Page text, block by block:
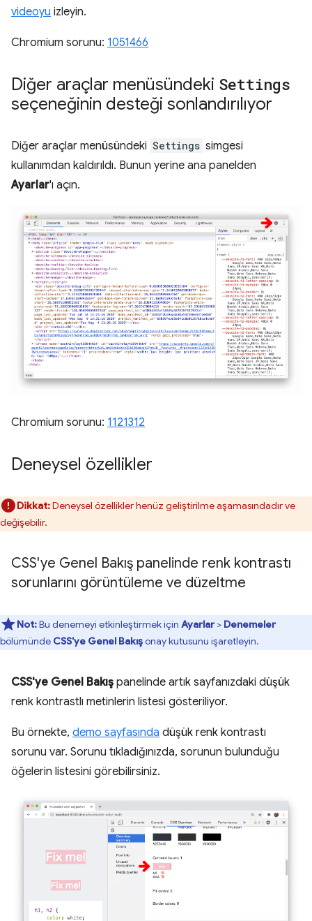
videoyu izleyin.
Chromium sorunu: 1051466
Diğer araçlar menüsündeki Settings
seçeneğinin desteği sonlandırılıyor
Diğer araçlar menüsündeki Settings simgesi
kullanımdan kaldırıldı. Bunun yerine ana panelden
Ayarlar'ı açın.
Chromium sorunu: 1121312
Deneysel özellikler
Dikkat:Deneysel özellikler henüz geliştirilme aşamasındadır ve
değişebilir.
CSS'ye Genel Bakış panelinde renk kontrastı
sorunlarını görüntüleme ve düzeltme
Not:Bu denemeyi etkinleştirmek için Ayarlar > Denemeler
bölümünde CSS'ye Genel Bakışonay kutusunu işaretleyin.
CSS'ye Genel Bakış panelinde artık sayfanızdaki düşük
renk kontrastlı metinlerin listesi gösteriliyor.
Bu örnekte, demo sayfasında düşük renk kontrastı
sorunu var. Sorunu tıkladığınızda, sorunun bulunduğu
öğelerin listesini görebilirsiniz.